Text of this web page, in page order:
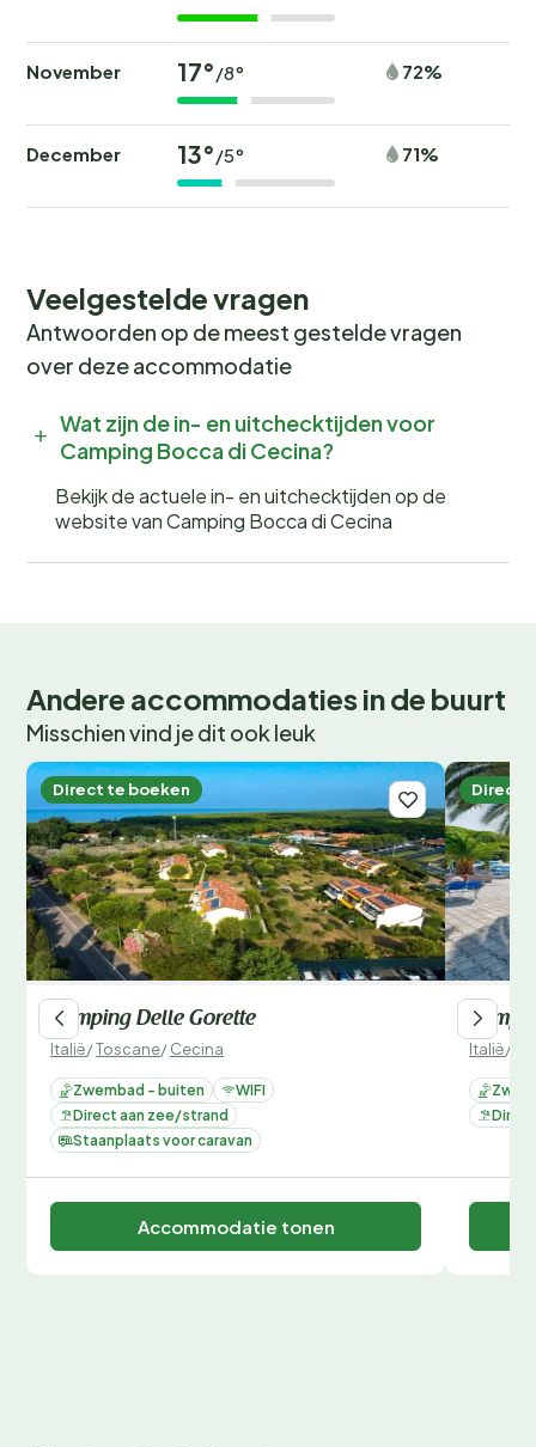
November 17° /8° 72%
December 13° /5° 71%
Veelgestelde vragen
Antwoorden op de meest gestelde vragen
over deze accommodatie
Wat zijn de in- en uitchecktijden voor
Camping Bocca di Cecina?
Bekijk de actuele in- en uitchecktijden op de
website van Camping Bocca di Cecina
Andere accommodaties in de buurt
Misschien vind je dit ook leuk
Direct te boeken
Camping Delle Gorette
Italië/Toscane/Cecina
Zwembad - buiten
WIFI
Direct aan zee/strand
Staanplaats voor caravan
Accommodatie tonen
Direct
Italië/